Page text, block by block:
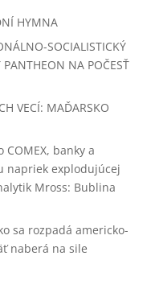
HYMNA
SOCIALISTICKÝ
PANTHEON NA POČESŤ
VECÍ: MAĎARSKO
banky a
napriek explodujúcej
Mross: Bublina
sa rozpadá americko-
naberá na sile